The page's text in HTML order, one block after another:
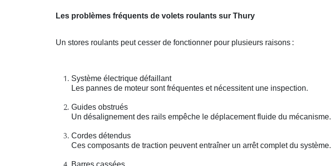
Les problèmes fréquents de volets roulants sur Thury
Un stores roulants peut cesser de fonctionner pour plusieurs raisons :
Système électrique défaillant
Les pannes de moteur sont fréquentes et nécessitent une inspection.
Guides obstrués
Un désalignement des rails empêche le déplacement fluide du mécanisme.
Cordes détendus
Ces composants de traction peuvent entraîner un arrêt complet du système.